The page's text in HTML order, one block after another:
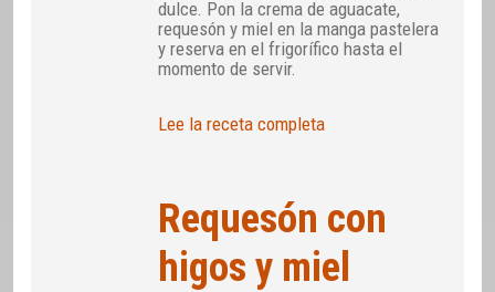
dulce. Pon la crema de aguacate,
requesón y miel en la manga pastelera
y reserva en el frigorífico hasta el
momento de servir.
Lee la receta completa
Requesón con
higos y miel